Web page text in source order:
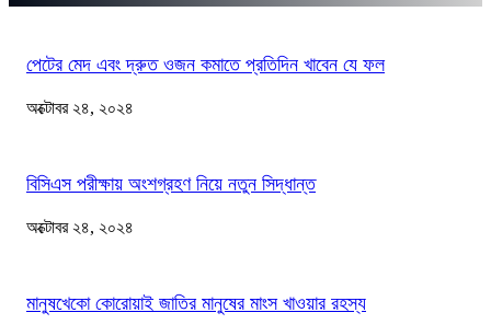
পেটের মেদ এবং দ্রুত ওজন কমাতে প্রতিদিন খাবেন যে ফল
অক্টোবর ২৪, ২০২৪
বিসিএস পরীক্ষায় অংশগ্রহণ নিয়ে নতুন সিদ্ধান্ত
অক্টোবর ২৪, ২০২৪
মানুষখেকো কোরোয়াই জাতির মানুষের মাংস খাওয়ার রহস্য